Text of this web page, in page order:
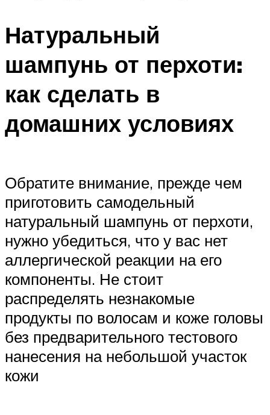
Натуральный
шампунь от перхоти:
как сделать в
домашних условиях
Обратите внимание, прежде чем
приготовить самодельный
натуральный шампунь от перхоти,
нужно убедиться, что у вас нет
аллергической реакции на его
компоненты. Не стоит
распределять незнакомые
продукты по волосам и коже головы
без предварительного тестового
нанесения на небольшой участок
кожи